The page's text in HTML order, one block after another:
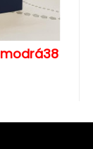
modrá38